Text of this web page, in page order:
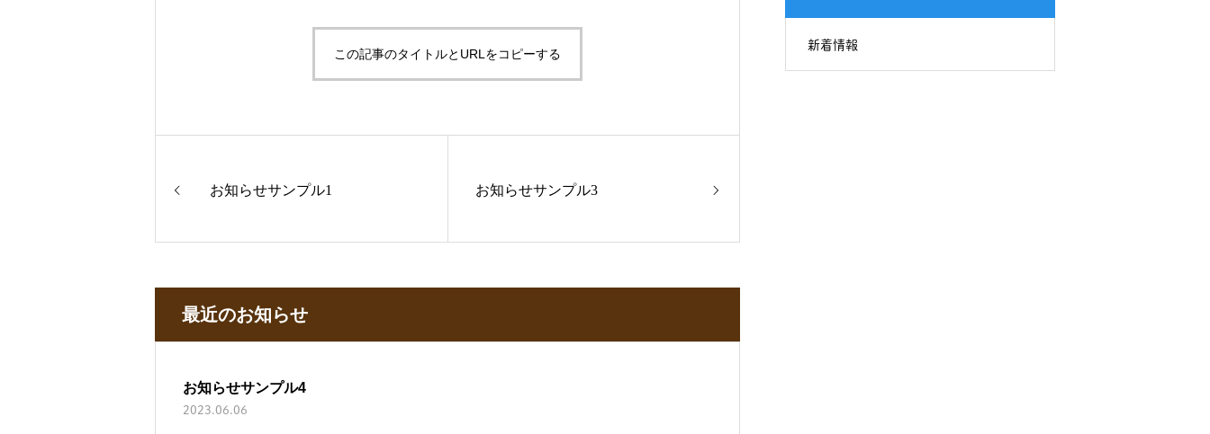
この記事のタイトルとURLをコピーする
お知らせサンプル1 お知らせサンプル3
最近のお知らせ
お知らせサンプル4
2023.06.06
新着情報